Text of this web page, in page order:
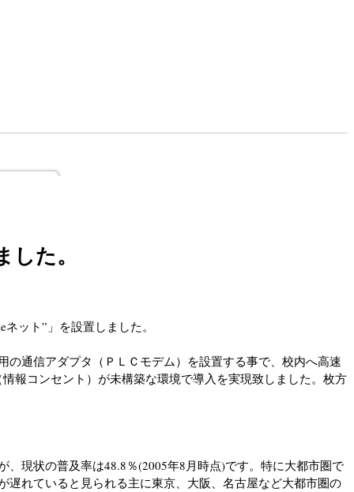
た。
ット”」を設置しました。
通信アダプタ（ＰＬＣモデム）を設置する事で、校内へ高速
報コンセント）が未構築な環境で導入を実現致しました。枚方
現状の普及率は48.8％(2005年8月時点)です。特に大都市圏で
れていると見られる主に東京、大阪、名古屋など大都市圏の